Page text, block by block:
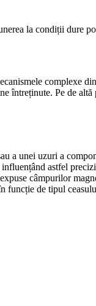
la condiții dure
complexe
întreținute. Pe de
a unei uzuri a
astfel
câmpurilor
funcție de tipul